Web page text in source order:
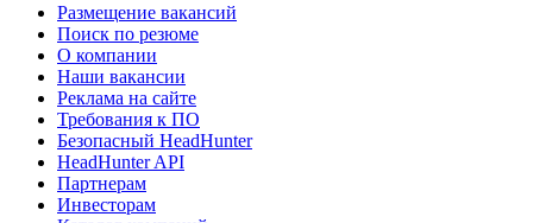
Размещение вакансий
Поиск по резюме
О компании
Наши вакансии
Реклама на сайте
Требования к ПО
Безопасный HeadHunter
HeadHunter API
Партнерам
Инвесторам